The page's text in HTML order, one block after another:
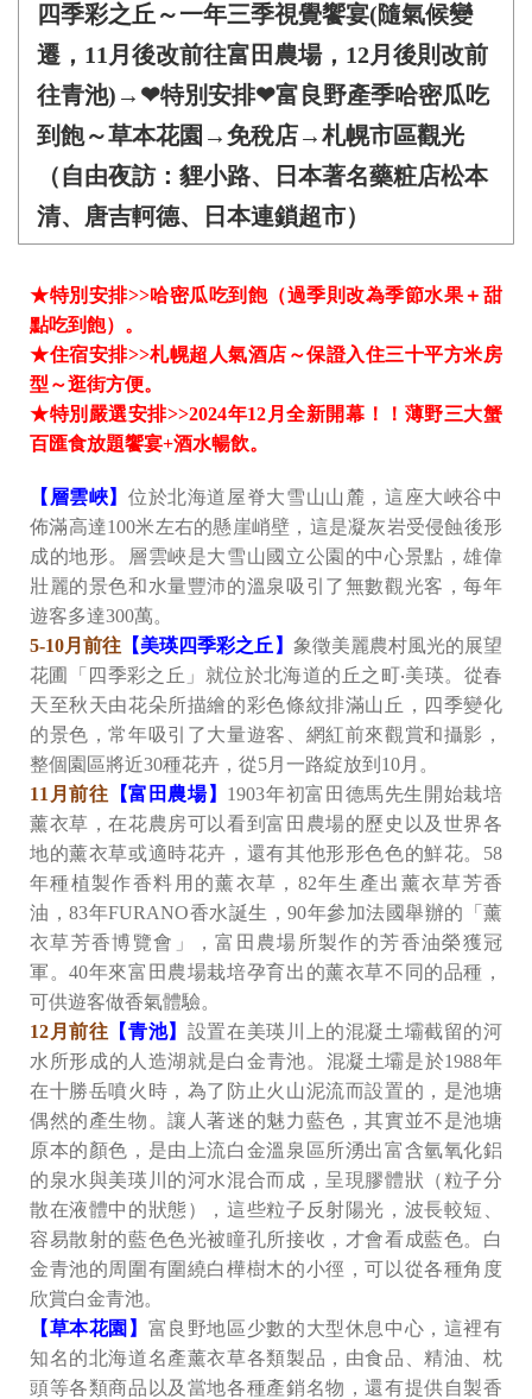
四季彩之丘～一年三季視覺饗宴(隨氣候變
遷，11月後改前往富田農場，12月後則改前
往青池)→❤特別安排❤富良野產季哈密瓜吃
到飽～草本花園→免稅店→札幌市區觀光
（自由夜訪：貍小路、日本著名藥粧店松本
清、唐吉軻德、日本連鎖超市）
★特別安排>>哈密瓜吃到飽（過季則改為季節水果＋甜
點吃到飽）。
★住宿安排>>札幌超人氣酒店～保證入住三十平方米房
型～逛街方便。
★特別嚴選安排>>2024年12月全新開幕！！薄野三大蟹
百匯食放題饗宴+酒水暢飲。
【層雲峽】位於北海道屋脊大雪山山麓，這座大峽谷中
佈滿高達100米左右的懸崖峭壁，這是凝灰岩受侵蝕後形
成的地形。層雲峽是大雪山國立公園的中心景點，雄偉
壯麗的景色和水量豐沛的溫泉吸引了無數觀光客，每年
遊客多達300萬。
5-10月前往 【美瑛四季彩之丘】 象徵美麗農村風光的展望
花圃「四季彩之丘」就位於北海道的丘之町‧美瑛。從春
天至秋天由花朵所描繪的彩色條紋排滿山丘，四季變化
的景色，常年吸引了大量遊客、網紅前來觀賞和攝影，
整個園區將近30種花卉，從5月一路綻放到10月。
11月前往 【富田農場】 1903年初富田德馬先生開始栽培
薰衣草，在花農房可以看到富田農場的歷史以及世界各
地的薰衣草或適時花卉，還有其他形形色色的鮮花。58
年種植製作香料用的薰衣草，82年生產出薰衣草芳香
油，83年FURANO香水誕生，90年參加法國舉辦的「薰
衣草芳香博覽會」，富田農場所製作的芳香油榮獲冠
軍。40年來富田農場栽培孕育出的薰衣草不同的品種，
可供遊客做香氣體驗。
12月前往 【青池】 設置在美瑛川上的混凝土壩截留的河
水所形成的人造湖就是白金青池。混凝土壩是於1988年
在十勝岳噴火時，為了防止火山泥流而設置的，是池塘
偶然的產生物。讓人著迷的魅力藍色，其實並不是池塘
原本的顏色，是由上流白金溫泉區所湧出富含氫氧化鋁
的泉水與美瑛川的河水混合而成，呈現膠體狀（粒子分
散在液體中的狀態），這些粒子反射陽光，波長較短、
容易散射的藍色色光被瞳孔所接收，才會看成藍色。白
金青池的周圍有圍繞白樺樹木的小徑，可以從各種角度
欣賞白金青池。
【草本花園】 富良野地區少數的大型休息中心，這裡有
知名的北海道名產薰衣草各類製品，由食品、精油、枕
頭等各類商品以及當地各種產銷名物，還有提供自製香